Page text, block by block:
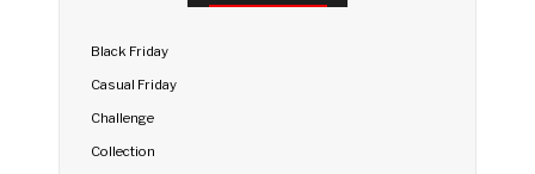
Black Friday
Casual Friday
Challenge
Collection